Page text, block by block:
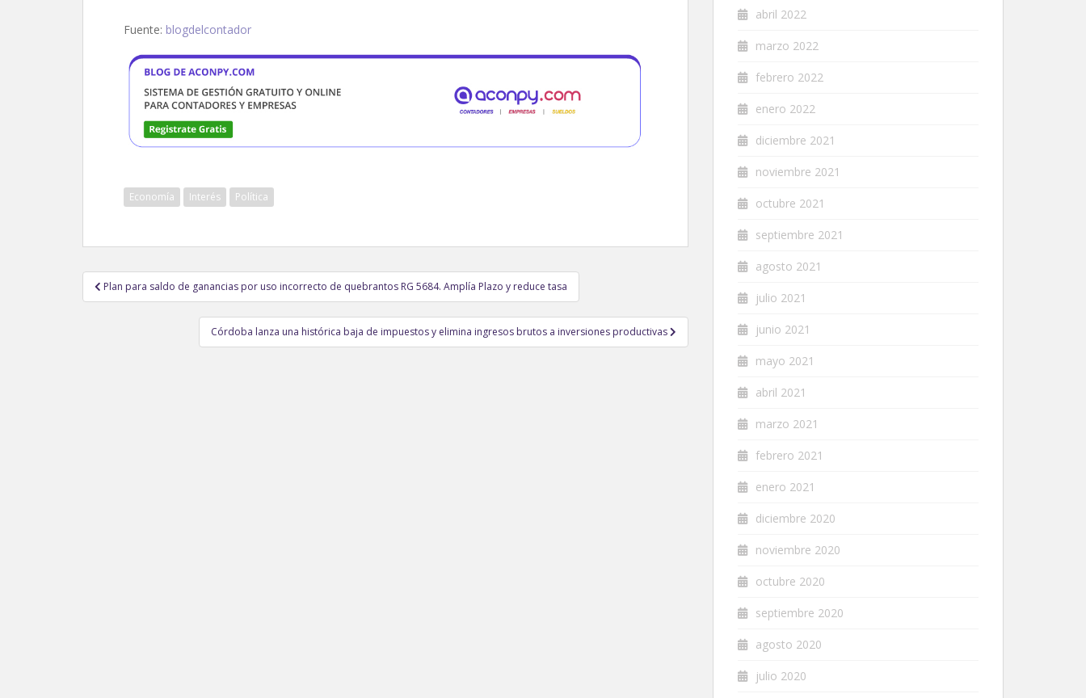
Fuente: blogdelcontador
Economía Interés Política
Navegación
de
Plan para saldo de ganancias por uso incorrecto de quebrantos RG 5684. Amplía Plazo y reduce tasa
Córdoba lanza una histórica baja de impuestos y elimina ingresos brutos a inversiones productivas
abril 2022
marzo 2022
febrero 2022
enero 2022
diciembre 2021
noviembre 2021
octubre 2021
septiembre 2021
agosto 2021
julio 2021
junio 2021
mayo 2021
abril 2021
marzo 2021
febrero 2021
enero 2021
diciembre 2020
noviembre 2020
octubre 2020
septiembre 2020
agosto 2020
julio 2020